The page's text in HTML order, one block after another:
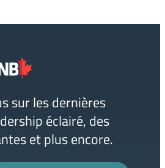
sur les dernières
éclairé, des
et plus encore.